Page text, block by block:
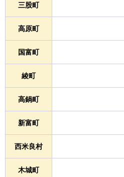
三股町
高原町
国富町
綾町
高鍋町
新富町
西米良村
木城町